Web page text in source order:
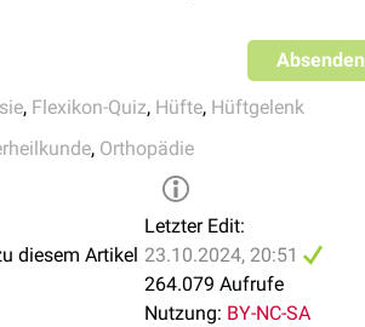
Absenden
, Flexikon-Quiz, Hüfte, Hüftgelenk
, Orthopädie
diesem Artikel
Letzter Edit:
23.10.2024, 20:51
264.079 Aufrufe
Nutzung: BY-NC-SA